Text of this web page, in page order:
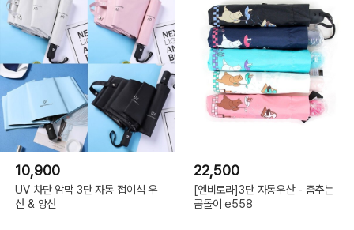
10,900
UV 차단 암막 3단 자동 접이식 우
산 & 양산
22,500
[엔비로라]3단 자동우산 - 춤추는
곰돌이 e558